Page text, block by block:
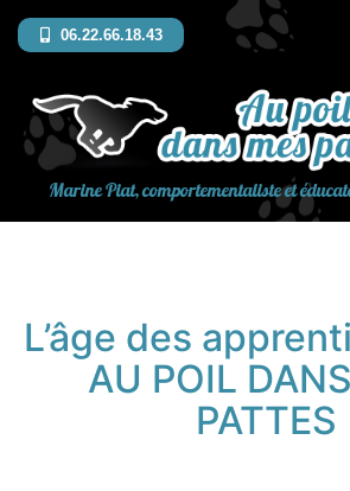
Aller
au
contenu
Marine Piat, comportementaliste et
06.22.66.18.43
L’âge des
AU POIL
PATTES